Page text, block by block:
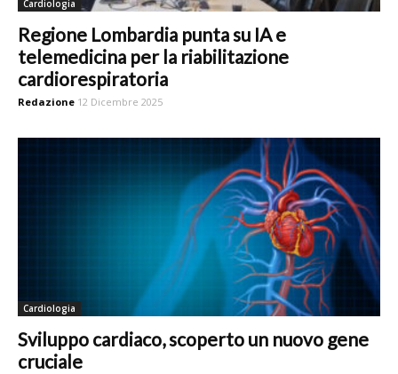
Cardiologia
Regione Lombardia punta su IA e
telemedicina per la riabilitazione
cardiorespiratoria
Redazione 12 Dicembre 2025
Cardiologia
Sviluppo cardiaco, scoperto un nuovo gene
cruciale